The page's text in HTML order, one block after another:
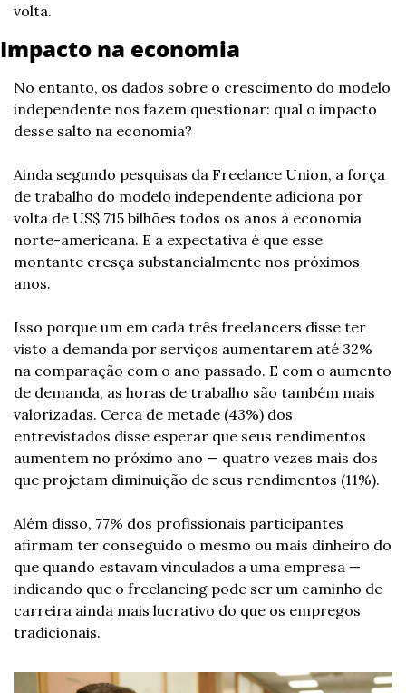
volta.
Impacto na economia
No entanto, os dados sobre o crescimento do modelo
independente nos fazem questionar: qual o impacto
desse salto na economia?
Ainda segundo pesquisas da Freelance Union, a força
de trabalho do modelo independente adiciona por
volta de US$ 715 bilhões todos os anos à economia
norte-americana. E a expectativa é que esse
montante cresça substancialmente nos próximos
anos.
Isso porque um em cada três freelancers disse ter
visto a demanda por serviços aumentarem até 32%
na comparação com o ano passado. E com o aumento
de demanda, as horas de trabalho são também mais
valorizadas. Cerca de metade (43%) dos
entrevistados disse esperar que seus rendimentos
aumentem no próximo ano — quatro vezes mais dos
que projetam diminuição de seus rendimentos (11%).
Além disso, 77% dos profissionais participantes
afirmam ter conseguido o mesmo ou mais dinheiro do
que quando estavam vinculados a uma empresa —
indicando que o freelancing pode ser um caminho de
carreira ainda mais lucrativo do que os empregos
tradicionais.